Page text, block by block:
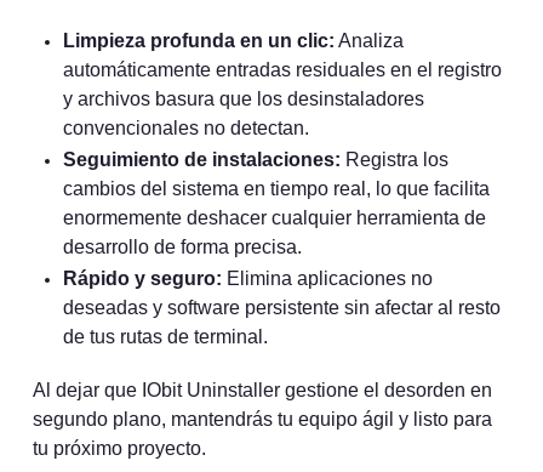
Limpieza profunda en un clic: Analiza
automáticamente entradas residuales en el registro
y archivos basura que los desinstaladores
convencionales no detectan.
Seguimiento de instalaciones: Registra los
cambios del sistema en tiempo real, lo que facilita
enormemente deshacer cualquier herramienta de
desarrollo de forma precisa.
Rápido y seguro: Elimina aplicaciones no
deseadas y software persistente sin afectar al resto
de tus rutas de terminal.
Al dejar que IObit Uninstaller gestione el desorden en
segundo plano, mantendrás tu equipo ágil y listo para
tu próximo proyecto.